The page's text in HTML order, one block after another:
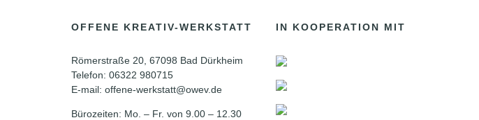
OFFENE KREATIV-WERKSTATT
Römerstraße 20, 67098 Bad Dürkheim
Telefon: 06322 980715
E-mail: offene-werkstatt@owev.de
Bürozeiten: Mo. – Fr. von 9.00 – 12.30
IN KOOPERATION MIT